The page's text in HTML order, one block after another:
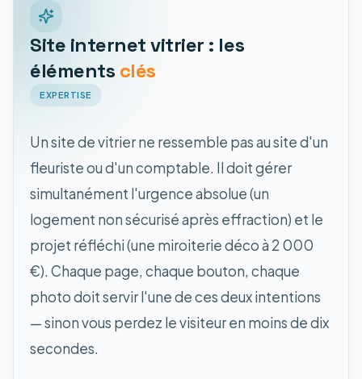
Site internet vitrier : les
éléments clés
EXPERTISE
Un site de vitrier ne ressemble pas au site d'un
fleuriste ou d'un comptable. Il doit gérer
simultanément l'urgence absolue (un
logement non sécurisé après effraction) et le
projet réfléchi (une miroiterie déco à 2 000
€). Chaque page, chaque bouton, chaque
photo doit servir l'une de ces deux intentions
— sinon vous perdez le visiteur en moins de dix
secondes.